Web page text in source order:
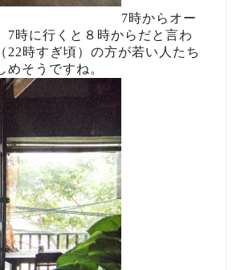
7時からオー
7時に行くと８時からだと言わ
時すぎ頃）の方が若い人たち
そうですね。